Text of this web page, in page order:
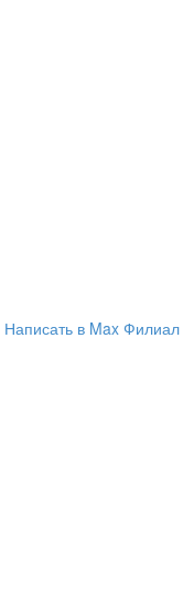
Написать в Max Филиал